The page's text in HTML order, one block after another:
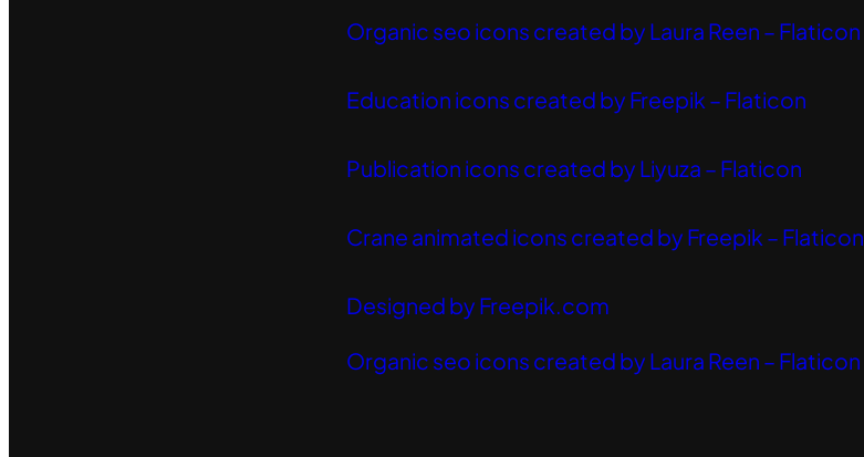
Organic seo icons created by Laura Reen – Flaticon
Education icons created by Freepik – Flaticon
Publication icons created by Liyuza – Flaticon
Crane animated icons created by Freepik – Flaticon
Designed by Freepik.com
Organic seo icons created by Laura Reen – Flaticon